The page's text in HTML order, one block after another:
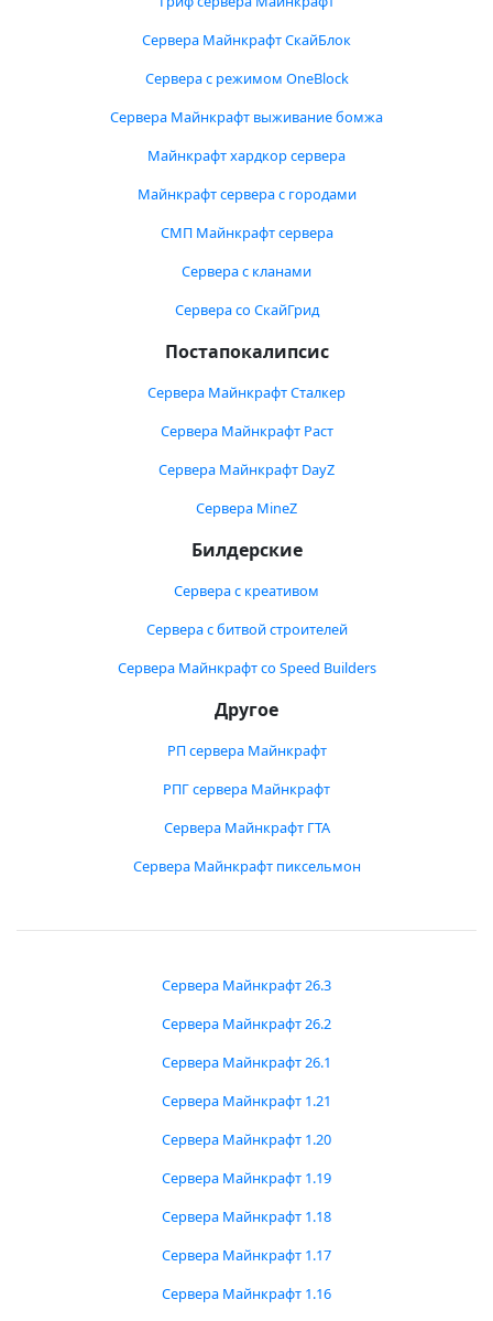
Сервера Майнкрафт СкайБлок
Сервера с режимом OneBlock
Сервера Майнкрафт выживание бомжа
Майнкрафт хардкор сервера
Майнкрафт сервера с городами
СМП Майнкрафт сервера
Сервера с кланами
Сервера со СкайГрид
Постапокалипсис
Сервера Майнкрафт Сталкер
Сервера Майнкрафт Раст
Сервера Майнкрафт DayZ
Сервера MineZ
Билдерские
Сервера с креативом
Сервера с битвой строителей
Сервера Майнкрафт со Speed Builders
Другое
РП сервера Майнкрафт
РПГ сервера Майнкрафт
Сервера Майнкрафт ГТА
Сервера Майнкрафт пиксельмон
Сервера Майнкрафт 26.3
Сервера Майнкрафт 26.2
Сервера Майнкрафт 26.1
Сервера Майнкрафт 1.21
Сервера Майнкрафт 1.20
Сервера Майнкрафт 1.19
Сервера Майнкрафт 1.18
Сервера Майнкрафт 1.17
Сервера Майнкрафт 1.16